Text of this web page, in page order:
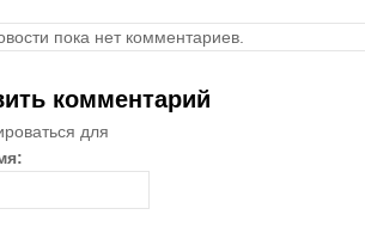
пока нет комментариев.
комментарий
для